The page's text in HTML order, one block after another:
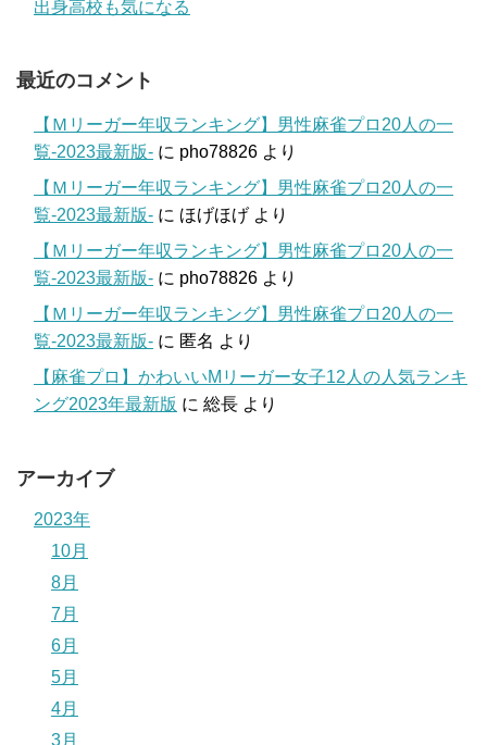
出身高校も気になる
最近のコメント
【Ｍリーガー年収ランキング】男性麻雀プロ20人の一
覧-2023最新版- に pho78826 より
【Ｍリーガー年収ランキング】男性麻雀プロ20人の一
覧-2023最新版- に ほげほげ より
【Ｍリーガー年収ランキング】男性麻雀プロ20人の一
覧-2023最新版- に pho78826 より
【Ｍリーガー年収ランキング】男性麻雀プロ20人の一
覧-2023最新版- に 匿名 より
【麻雀プロ】かわいいMリーガー女子12人の人気ランキ
ング2023年最新版 に 総長 より
アーカイブ
2023年
10月
8月
7月
6月
5月
4月
3月